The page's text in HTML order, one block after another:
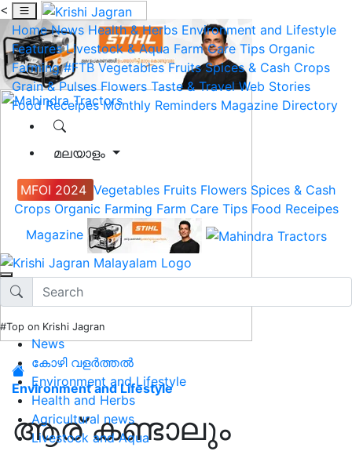
<
Home News Health & Herbs Environment and Lifestyle
Features Livestock & Aqua Farm Care Tips Organic
Farming #FTB Vegetables Fruits Spices & Cash Crops
Grain & Pulses Flowers Taste & Travel Web Stories
Food Receipes Monthly Reminders Magazine Directory
മലയാളം
MFOI 2024 Vegetables Fruits Flowers Spices & Cash
Crops Organic Farming Farm Care Tips Food Receipes
Magazine
#Top on Krishi Jagran
News
കോഴി വളർത്തൽ
Environment and Lifestyle
Health and Herbs
Agricultural news
Livestock and Aqua
Environment and Lifestyle
ആര് കണ്ടാലും